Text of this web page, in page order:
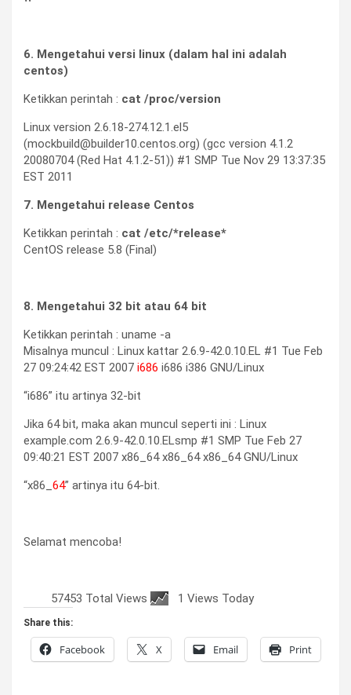
6. Mengetahui versi linux (dalam hal ini adalah
centos)
Ketikkan perintah : cat /proc/version
Linux version 2.6.18-274.12.1.el5
(mockbuild@builder10.centos.org) (gcc version 4.1.2
20080704 (Red Hat 4.1.2-51)) #1 SMP Tue Nov 29 13:37:35
EST 2011
7. Mengetahui release Centos
Ketikkan perintah : cat /etc/*release*
CentOS release 5.8 (Final)
8. Mengetahui 32 bit atau 64 bit
Ketikkan perintah : uname -a
Misalnya muncul : Linux kattar 2.6.9-42.0.10.EL #1 Tue Feb
27 09:24:42 EST 2007 i686 i686 i386 GNU/Linux
“i686” itu artinya 32-bit
Jika 64 bit, maka akan muncul seperti ini : Linux
example.com 2.6.9-42.0.10.ELsmp #1 SMP Tue Feb 27
09:40:21 EST 2007 x86_64 x86_64 x86_64 GNU/Linux
“x86_ 64” artinya itu 64-bit.
Selamat mencoba!
57453 Total Views 1 Views Today
Share this:
Facebook X Email Print